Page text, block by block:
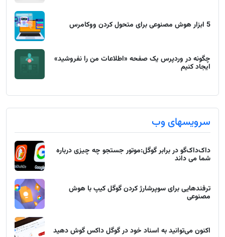
5 ابزار هوش مصنوعی برای متحول کردن ووکامرس
چگونه در وردپرس یک صفحه «اطلاعات من را نفروشید»
ایجاد کنیم
سرویسهای وب
داک‌داک‌گو در برابر گوگل:موتور جستجو چه چیزی درباره
شما می داند
ترفندهایی برای سوپرشارژ کردن گوگل کیپ با هوش
مصنوعی
اکنون می‌توانید به اسناد خود در گوگل داکس گوش دهید